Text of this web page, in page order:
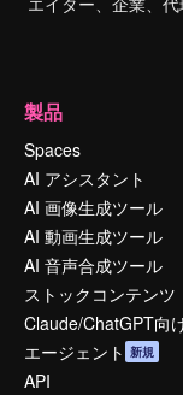
製品
Spaces
AI アシスタント
AI 画像生成ツール
AI 動画生成ツール
AI 音声合成ツール
ストックコンテンツ
Claude/ChatGPT向
エージェント 新規
API